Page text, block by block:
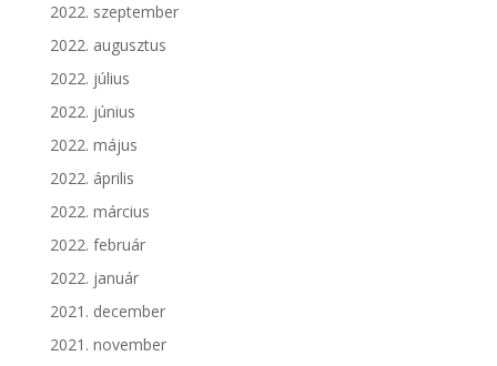
2022. szeptember
2022. augusztus
2022. július
2022. június
2022. május
2022. április
2022. március
2022. február
2022. január
2021. december
2021. november